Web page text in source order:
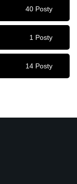
40 Posty
1 Posty
14 Posty